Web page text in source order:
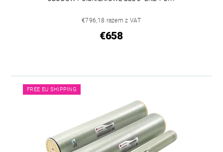
€796,18 razem z VAT
€658
FREE EU SHIPPING